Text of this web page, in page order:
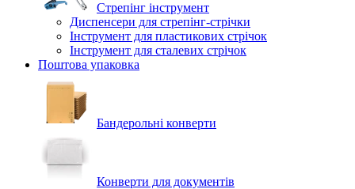
Стрепінг інструмент
Диспенсери для стрепінг-стрічки
Інструмент для пластикових стрічок
Інструмент для сталевих стрічок
Поштова упаковка
Бандерольні конверти
Конверти для документів